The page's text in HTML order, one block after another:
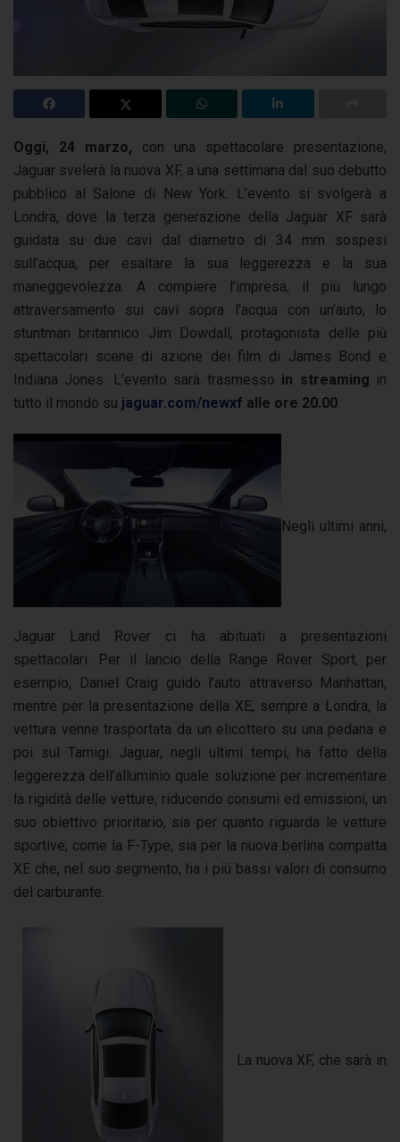
Oggi, 24 marzo, con una spettacolare presentazione,
Jaguar svelerà la nuova XF, a una settimana dal suo debutto
pubblico al Salone di New York. L’evento si svolgerà a
Londra, dove la terza generazione della Jaguar XF sarà
guidata su due cavi dal diametro di 34 mm sospesi
sull’acqua, per esaltare la sua leggerezza e la sua
maneggevolezza. A compiere l’impresa, il più lungo
attraversamento sui cavi sopra l’acqua con un’auto, lo
stuntman britannico Jim Dowdall, protagonista delle più
spettacolari scene di azione dei film di James Bond e
Indiana Jones. L’evento sarà trasmesso in streaming in
tutto il mondo su jaguar.com/newxf alle ore 20.00
Negli ultimi anni,
Jaguar Land Rover ci ha abituati a presentazioni
spettacolari. Per il lancio della Range Rover Sport, per
esempio, Daniel Craig guidò l’auto attraverso Manhattan,
mentre per la presentazione della XE, sempre a Londra, la
vettura venne trasportata da un elicottero su una pedana e
poi sul Tamigi. Jaguar, negli ultimi tempi, ha fatto della
leggerezza dell’alluminio quale soluzione per incrementare
la rigidità delle vetture, riducendo consumi ed emissioni, un
suo obiettivo prioritario, sia per quanto riguarda le vetture
sportive, come la F-Type, sia per la nuova berlina compatta
XE che, nel suo segmento, ha i più bassi valori di consumo
del carburante.
La nuova XF, che sarà in